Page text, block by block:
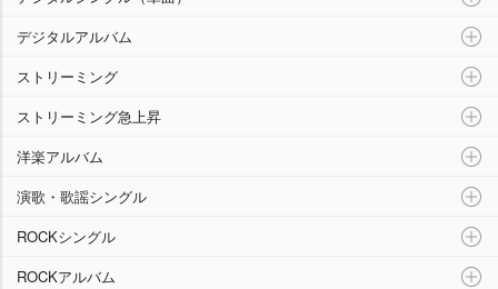
デジタルアルバム
ストリーミング
ストリーミング急上昇
洋楽アルバム
演歌・歌謡シングル
ROCKシングル
ROCKアルバム